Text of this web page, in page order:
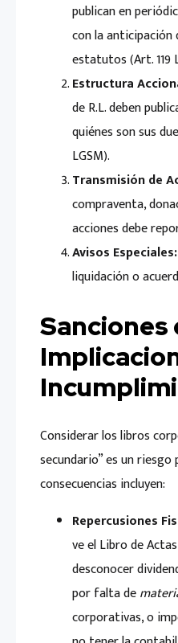
publican en
con la anticipación
estatutos (Art. 119
Estructura
de R.L. deben
quiénes son sus
LGSM).
Transmisión de
compraventa,
acciones debe
Avisos Especiales:
liquidación o
Sanciones
Considerar los libros
secundario” es un
consecuencias incluyen:
Repercusiones
ve el Libro de
desconocer
por falta de
corporativas, o